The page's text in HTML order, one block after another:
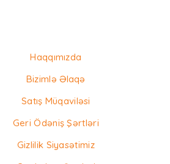
Haqqımızda
Bizimlə Əlaqə
Satış Müqaviləsi
Geri Ödəniş Şərtləri
Gizlilik Siyasətimiz